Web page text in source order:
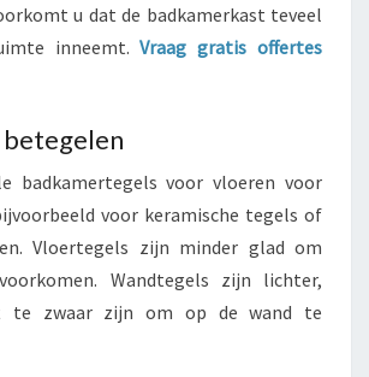
u dat de badkamerkast teveel
inneemt.Vraag gratis offertes
badkamertegels voor vloeren voor
voor keramische tegels of
Vloertegels zijn minder glad om
Wandtegels zijn lichter,
te zwaar zijn om op de wand te